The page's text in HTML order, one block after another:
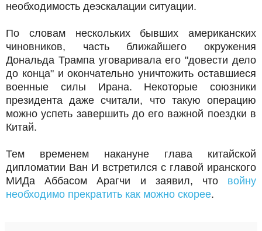
необходимость деэскалации ситуации.
По словам нескольких бывших американских
чиновников, часть ближайшего окружения
Дональда Трампа уговаривала его "довести дело
до конца" и окончательно уничтожить оставшиеся
военные силы Ирана. Некоторые союзники
президента даже считали, что такую операцию
можно успеть завершить до его важной поездки в
Китай.
Тем временем накануне глава китайской
дипломатии Ван И встретился с главой иранского
МИДа Аббасом Арагчи и заявил, что войну
необходимо прекратить как можно скорее.